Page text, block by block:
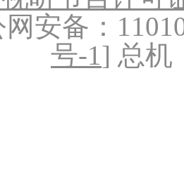
安备：
号-1] 总机